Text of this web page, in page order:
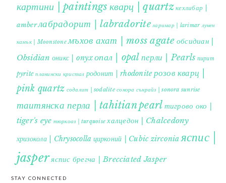
картини | paintings кварц | quartzкехлибар |
amberлабрадорит | labradorite ларимар | larimar лунен
камък | Moonstone мъхов ахат | moss agate обсидиан |
Obsidian оникс | onyxопал | opal перли | Pearls пирит |
pyrite планински кристал родонит | rhodonite розов кварц |
pink quartz содалит | sodalite сонора сънрайз | sonora sunrise
таитянска перла | tahitian pearl тигрово око |
tiger's eye тюркоаз | turquoise халцедон | Chalcedony
хризокола | Chrysocolla цирконий | Cubic zirconia яспис |
jasperяспис брегча | Brecciated Jasper
STAY CONNECTED